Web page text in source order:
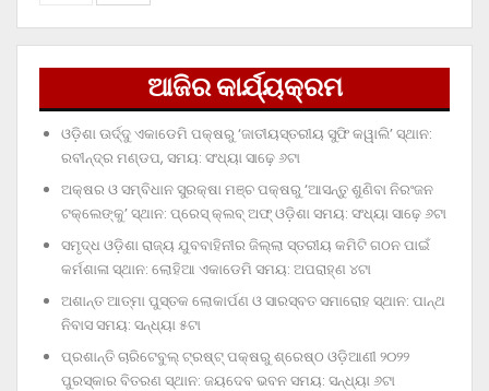
ଆଜିର କାର୍ଯ୍ୟକ୍ରମ
ଓଡ଼ିଶା ଊର୍ଦ୍ଦୁ ଏକାଡେମି ପକ୍ଷରୁ ‘ଜାତୀୟସ୍ତରୀୟ ସୁଫି କୱାଲି’ ସ୍ଥାନ:
ରବୀନ୍ଦ୍ର ମଣ୍ଡପ, ସମୟ: ସଂଧ୍ୟା ସାଢ଼େ ୬ଟା
ଅକ୍ଷର ଓ ସମ୍ବିଧାନ ସୁରକ୍ଷା ମଞ୍ଚ ପକ୍ଷରୁ ‘ଆସନ୍ତୁ ଶୁଣିବା ନିରଂଜନ
ଟକ୍‌ଲେଙ୍କୁ’ ସ୍ଥାନ: ପ୍ରେସ୍‌ କ୍ଲବ୍‌ ଅଫ୍‌ ଓଡ଼ିଶା ସମୟ: ସଂଧ୍ୟା ସାଢ଼େ ୬ଟା
ସମୃଦ୍ଧ ଓଡ଼ିଶା ରାଜ୍ୟ ଯୁବବାହିନୀର ଜିଲ୍ଲା ସ୍ତରୀୟ କମିଟି ଗଠନ ପାଇଁ
କର୍ମଶାଳା ସ୍ଥାନ: ଲୋହିଆ ଏକାଡେମି ସମୟ: ଅପରାହ୍‌ଣ ୪ଟା
ଅଶାନ୍ତ ଆତ୍ମା ପୁସ୍ତକ ଲୋକାର୍ପଣ ଓ ସାରସ୍ବତ ସମାରୋହ ସ୍ଥାନ: ପାନ୍ଥ
ନିବାସ ସମୟ: ସନ୍ଧ୍ୟା ୫ଟା
ପ୍ରଶାନ୍ତି ଚାରିଟେବୁଲ୍‌ ଟ୍ରଷ୍ଟ୍‌ ପକ୍ଷରୁ ଶ୍ରେଷ୍ଠ ଓଡ଼ିଆଣୀ ୨୦୨୨
ପୁରସ୍କାର ବିତରଣ ସ୍ଥାନ: ଜୟଦେବ ଭବନ ସମୟ: ସନ୍ଧ୍ୟା ୬ଟା